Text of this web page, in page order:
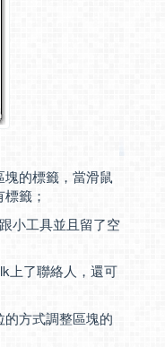
的標籤，當滑鼠
籤；
小工具並且留了空
上了聯絡人，還可
方式調整區塊的